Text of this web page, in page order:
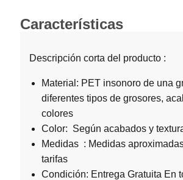
Características
Descripción corta del producto :
Material: PET insonoro de una
diferentes tipos de grosores,
colores
Color: Según acabados y
Medidas : Medidas
tarifas
Condición: Entrega Gratuita En